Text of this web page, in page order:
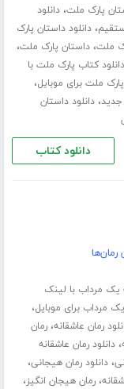
پارک ملت،دانلود
،دانلود داستان پارک
ملت،داستان پارک ملت،
دانلود کتاب پارک ملت با
ملت برای موبایل،
جدید،دانلود داستان
دانلود کتاب
رمان‌ها
یک مرداب با لینک
مرداب برای موبایل،
رمان عاشقانه،رمان
،دانلود رمان عاشقانه
،دانلود رمان هیجانی،
،رمان هیجان انگیز،